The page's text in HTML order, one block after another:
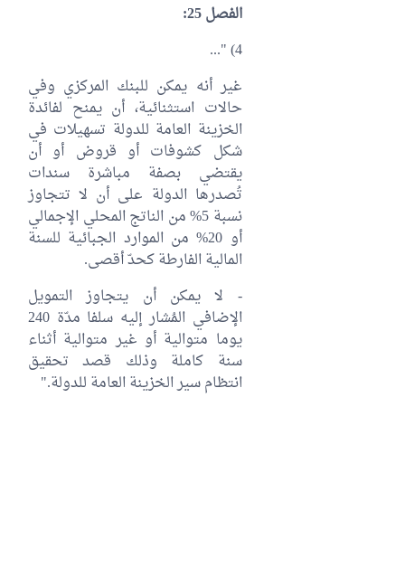
الفصل 25:
4) "...
غير أنه يمكن للبنك المركزي وفي
حالات استثنائية، أن يمنح لفائدة
الخزينة العامة للدولة تسهيلات في
شكل كشوفات أو قروض أو أن
يقتضي بصفة مباشرة سندات
تُصدرها الدولة على أن لا تتجاوز
نسبة 5% من الناتج المحلي الإجمالي
أو 20% من الموارد الجبائية للسنة
المالية الفارطة كحدّ أقصى.
- لا يمكن أن يتجاوز التمويل
الإضافي المُشار إليه سلفا مدّة 240
يوما متوالية أو غير متوالية أثناء
سنة كاملة وذلك قصد تحقيق
انتظام سير الخزينة العامة للدولة."